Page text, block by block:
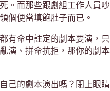
。而那些跟劇組工作人員
個便當填飽肚子而已。
有命中註定的劇本要演，
演、拼命抗拒，那你的劇
己的劇本演出嗎？閉上眼